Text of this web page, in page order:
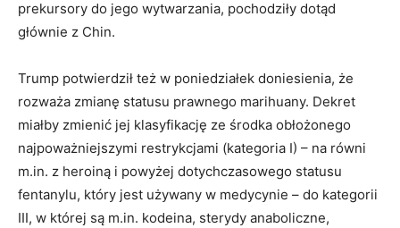
prekursory do jego wytwarzania, pochodziły dotąd
głównie z Chin.
Trump potwierdził też w poniedziałek doniesienia, że
rozważa zmianę statusu prawnego marihuany. Dekret
miałby zmienić jej klasyfikację ze środka obłożonego
najpoważniejszymi restrykcjami (kategoria I) – na równi
m.in. z heroiną i powyżej dotychczasowego statusu
fentanylu, który jest używany w medycynie – do kategorii
III, w której są m.in. kodeina, sterydy anaboliczne,